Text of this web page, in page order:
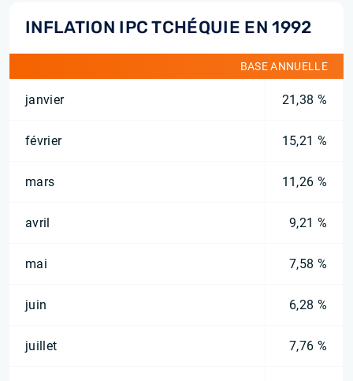
INFLATION IPC TCHÉQUIE EN 1992
BASE ANNUELLE
janvier 21,38 %
février 15,21 %
mars 11,26 %
avril 9,21 %
mai 7,58 %
juin 6,28 %
juillet 7,76 %